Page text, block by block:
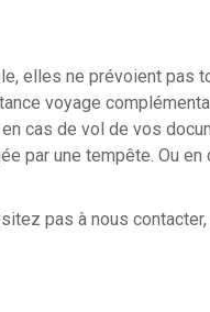
elles ne prévoient pas
voyage
cas de vol de vos
par une tempête. Ou en
pas à nous